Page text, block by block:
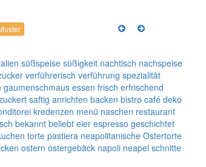
süßspeise süßigkeit nachtisch nachspeise
verführerisch verführung spezialität
gaumenschmaus essen frisch erfrischend
saftig anrichten backen bistro café deko
kredenzen menü naschen restaurant
bekannt beliebt eier espresso geschichtet
torte pastiera neapolitanische Ostertorte
ostern ostergebäck napoli neapel schnitte